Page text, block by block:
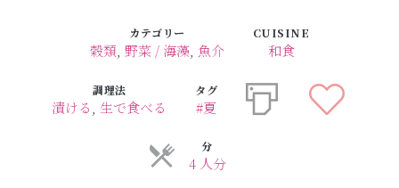
カテゴリー
穀類, 野菜 / 海藻, 魚介
CUISINE
和食
調理法
漬ける,生で食べる
タグ
#夏
分
4 人分